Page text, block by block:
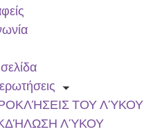
ΤΟΥ ΛΎΚΟΥ
ΛΎΚΟΥ